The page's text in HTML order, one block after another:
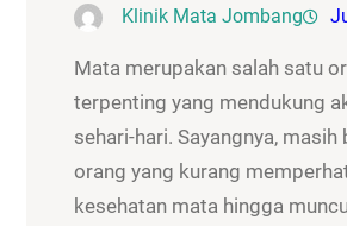
Klinik Mata Jombang
Mata merupakan salah satu
terpenting yang mendukung
sehari-hari. Sayangnya, masih
orang yang kurang
kesehatan mata hingga